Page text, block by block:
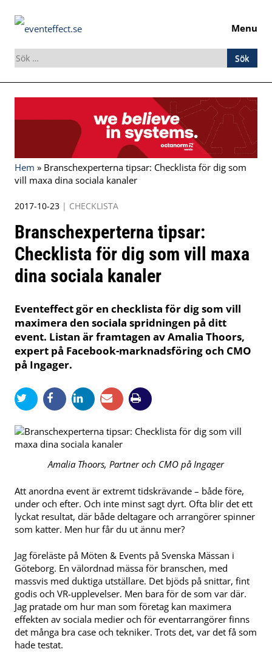
Menu
Sök
efter:
Hem » Branschexperterna tipsar: Checklista för dig som
vill maxa dina sociala kanaler
2017-10-23 | CHECKLISTA
Branschexperterna tipsar:
Checklista för dig som vill maxa
dina sociala kanaler
Eventeffect gör en checklista för dig som vill
maximera den sociala spridningen på ditt
event. Listan är framtagen av Amalia Thoors,
expert på Facebook-marknadsföring och CMO
på Ingager.
Amalia Thoors, Partner och CMO på Ingager
Att anordna event är extremt tidskrävande – både före,
under och efter. Och inte minst sagt dyrt. Ofta blir det ett
lyckat resultat, där både deltagare och arrangörer spinner
som katter. Men hur får du ut ännu mer?
Jag föreläste på Möten & Events på Svenska Mässan i
Göteborg. En välordnad mässa för branschen, med
massvis med duktiga utställare. Det bjöds på snittar, fint
godis och VR-upplevelser. Men bara för de som var där.
Jag pratade om hur man som företag kan maximera
effekten av sociala medier och för eventarrangörer finns
det många bra case och tekniker. Trots det, var det få som
hade testat.